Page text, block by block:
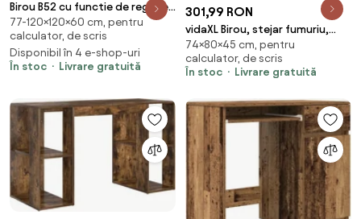
Birou B52 cu functie de reglare
a inaltimii L120 alb
77-120×120×60 cm, pentru
calculator, de scris
Disponibil în 4 e-shop-uri
În stoc
Livrare gratuită
301,99 RON
vidaXL Birou, stejar fumuriu,
80x45x74 cm, lemn prelucrat
74×80×45 cm, pentru
calculator, de scris
În stoc
Livrare gratuită